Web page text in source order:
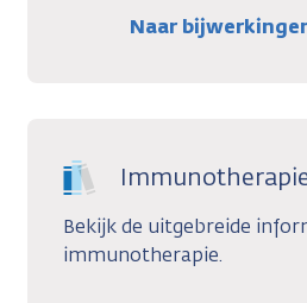
Naar
Bekijk de uitgebreide
immunotherapie.